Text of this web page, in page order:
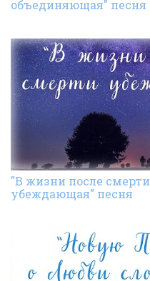
объединяющая" песня
"В жизни после смерти
убеждающая" песня